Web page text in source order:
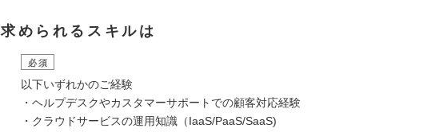
求められるスキルは
必須
以下いずれかのご経験
・ヘルプデスクやカスタマーサポートでの顧客対応経験
・クラウドサービスの運用知識（IaaS/PaaS/SaaS)